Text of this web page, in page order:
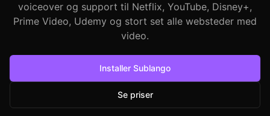
voiceover og support til Netflix, YouTube, Disney+,
Prime Video, Udemy og stort set alle websteder med
video.
Installer Sublango
Se priser